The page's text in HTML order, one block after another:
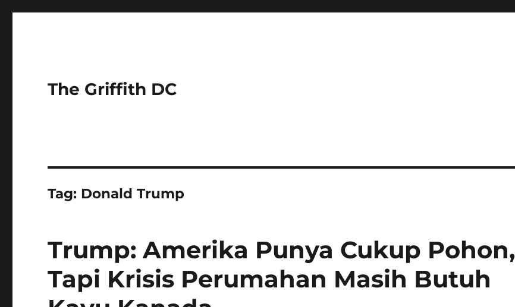
The Griffith DC
Tag: Donald Trump
Trump: Amerika Punya Cukup Pohon,
Tapi Krisis Perumahan Masih Butuh